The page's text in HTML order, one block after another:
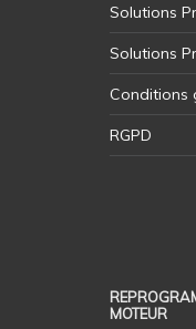
Solutions
Solutions
Conditions
RGPD
MOTEUR